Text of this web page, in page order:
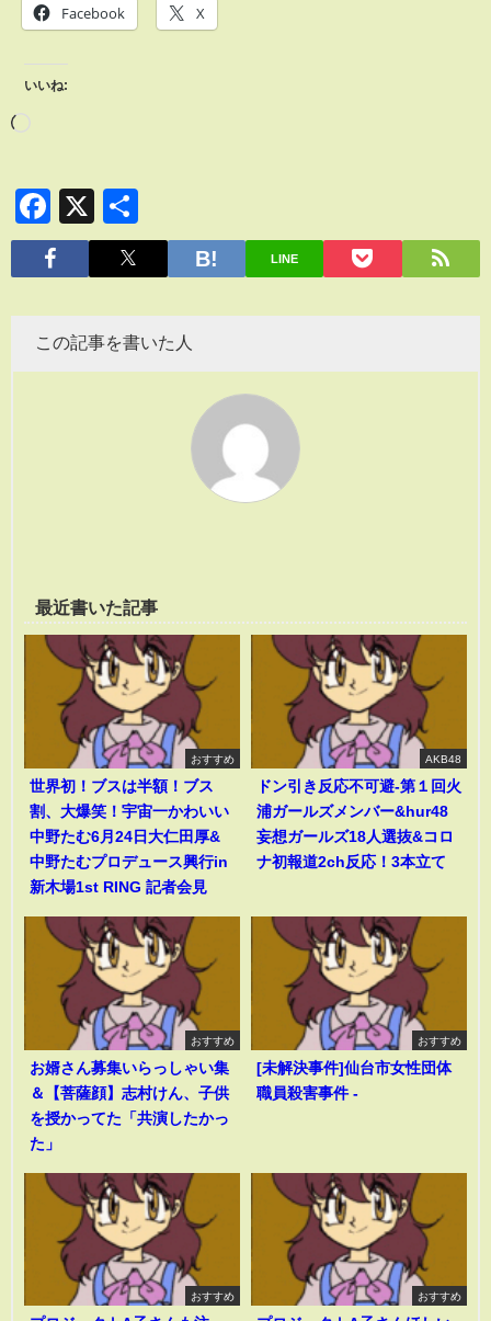
Facebook X
いいね:
Facebook
X
有
LINE
この記事を書いた人
最近書いた記事
おすすめ
世界初！ブスは半額！ブス
割、大爆笑！宇宙一かわいい
中野たむ6月24日大仁田厚&
中野たむプロデュース興行in
新木場1st RING 記者会見
AKB48
ドン引き反応不可避-第１回火
浦ガールズメンバー&hur48
妄想ガールズ18人選抜&コロ
ナ初報道2ch反応！3本立て
おすすめ
お婿さん募集いらっしゃい集
＆【菩薩顔】志村けん、子供
を授かってた「共演したかっ
た」
おすすめ
[未解決事件]仙台市女性団体
職員殺害事件 -
おすすめ おすすめ